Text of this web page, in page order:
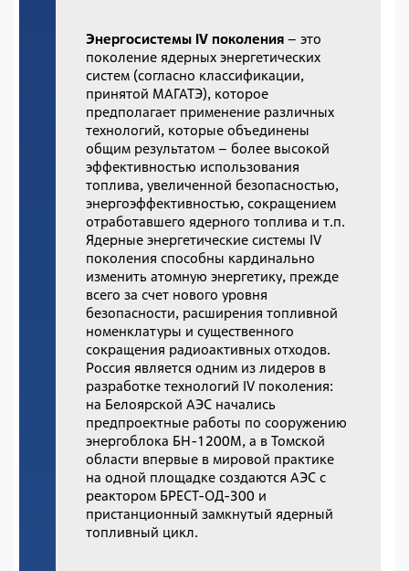
Энергосистемы IV поколения– это
поколение ядерных энергетических
систем (согласно классификации,
принятой МАГАТЭ), которое
предполагает применение различных
технологий, которые объединены
общим результатом – более высокой
эффективностью использования
топлива, увеличенной безопасностью,
энергоэффективностью, сокращением
отработавшего ядерного топлива и т.п.
Ядерные энергетические системы IV
поколения способны кардинально
изменить атомную энергетику, прежде
всего за счет нового уровня
безопасности, расширения топливной
номенклатуры и существенного
сокращения радиоактивных отходов.
Россия является одним из лидеров в
разработке технологий IV поколения:
на Белоярской АЭС начались
предпроектные работы по сооружению
энергоблока БН-1200М, а в Томской
области впервые в мировой практике
на одной площадке создаются АЭС с
реактором БРЕСТ-ОД-300 и
пристанционный замкнутый ядерный
топливный цикл.